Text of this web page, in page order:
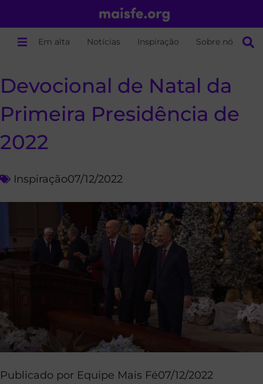
Em alta Notícias Inspiração Sobre nós
Devocional de Natal da
Primeira Presidência de
2022
Inspiração07/12/2022
Publicado por Equipe Mais Fé07/12/2022